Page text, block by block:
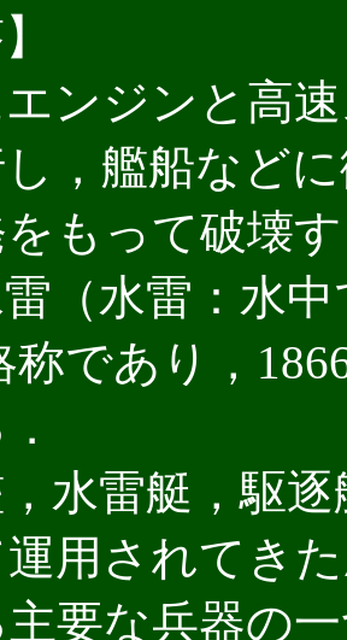
ンジンと高
，艦船など
もって破壊
（水雷：水中
称であり，
水雷艇，駆逐
用されてき
要な兵器の